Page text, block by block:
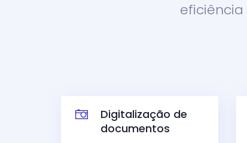
Digitalização de
documentos